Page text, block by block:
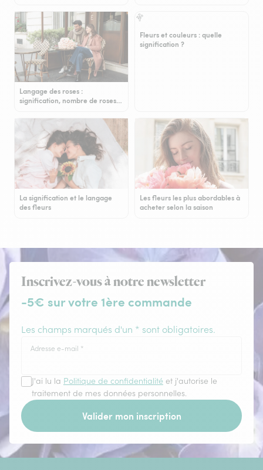
Langage des roses :
signification, nombre de roses…
Fleurs et couleurs : quelle
signification ?
La signification et le langage
des fleurs
Les fleurs les plus abordables à
acheter selon la saison
Inscrivez-vous à notre newsletter
-5€ sur votre 1ère commande
Les champs marqués d'un * sont obligatoires.
Adresse e-mail *
J'ai lu la Politique de confidentialité et j'autorise le
traitement de mes données personnelles.
Valider mon inscription